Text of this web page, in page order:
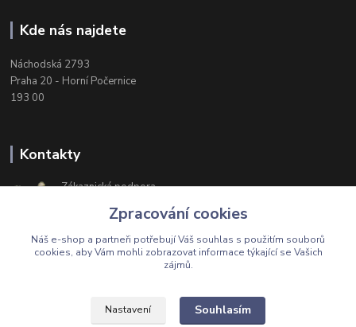
Kde nás najdete
Náchodská 2793
Praha 20 - Horní Počernice
193 00
Kontakty
Zákaznická podpora
+420 603 174 975
Po-Čt, 8-16 hod. Pá 8-14 hod.
Upravit sběr cookies.
Zpracování cookies
Náš e-shop a partneři potřebují Váš souhlas s použitím souborů
cookies, aby Vám mohli zobrazovat informace týkající se Vašich
zájmů.
Nastavení Souhlasím